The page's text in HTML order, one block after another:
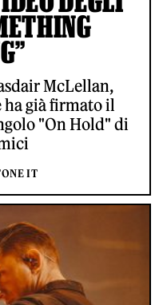
McLellan,
ha già firmato il
"On Hold" di
IT